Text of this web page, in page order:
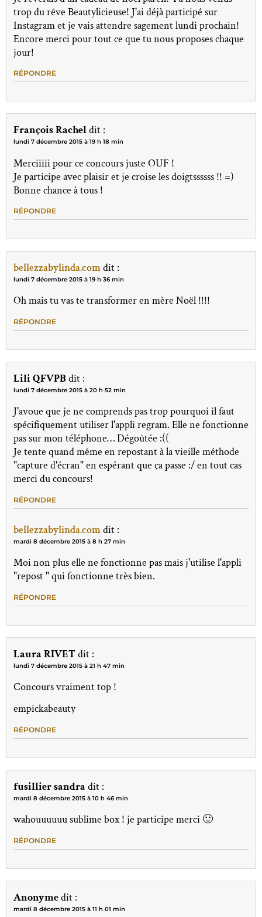
trop du rêve Beautylicieuse! J'ai déjà participé sur
Instagram et je vais attendre sagement lundi prochain!
Encore merci pour tout ce que tu nous proposes chaque
jour!
RÉPONDRE
François Racheldit :
lundi 7 décembre 2015 à 19 h 18 min
Merciiiii pour ce concours juste OUF !
Je participe avec plaisir et je croise les doigtssssss !! =)
Bonne chance à tous !
RÉPONDRE
bellezzabylinda.comdit :
lundi 7 décembre 2015 à 19 h 36 min
Oh mais tu vas te transformer en mère Noël !!!!
RÉPONDRE
Lili QFVPBdit :
lundi 7 décembre 2015 à 20 h 52 min
J'avoue que je ne comprends pas trop pourquoi il faut
spécifiquement utiliser l'appli regram. Elle ne fonctionne
pas sur mon téléphone… Dégoûtée :((
Je tente quand même en repostant à la vieille méthode
"capture d'écran" en espérant que ça passe :/ en tout cas
merci du concours!
RÉPONDRE
bellezzabylinda.comdit :
mardi 8 décembre 2015 à 8 h 27 min
Moi non plus elle ne fonctionne pas mais j'utilise l'appli
"repost " qui fonctionne très bien.
RÉPONDRE
Laura RIVETdit :
lundi 7 décembre 2015 à 21 h 47 min
Concours vraiment top !
empickabeauty
RÉPONDRE
fusillier sandra dit :
mardi 8 décembre 2015 à 10 h 46 min
wahouuuuuu sublime box ! je participe merci 🙂
RÉPONDRE
Anonymedit :
mardi 8 décembre 2015 à 11 h 01 min